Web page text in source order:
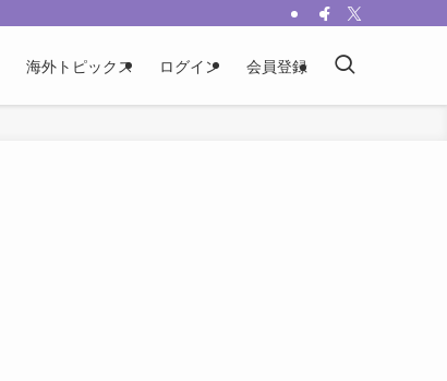
海外トピックス ログイン 会員登録